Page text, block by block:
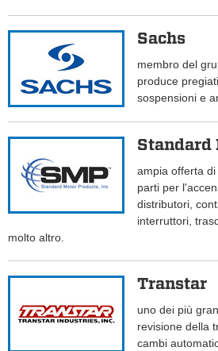
Sachs
membro del
produce
sospensioni e
Standard
ampia offerta
parti per
distributori,
interruttori,
molto altro.
Transtar
uno dei più
revisione della
cambi